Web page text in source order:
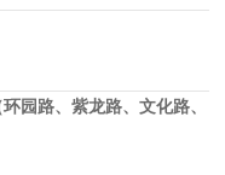
园路、紫龙路、文化路、